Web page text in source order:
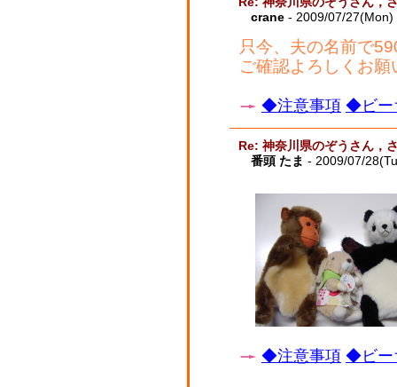
crane - 2009/07/
只今、夫の名前で
ご確認よろしくお願
◆注意事項 ◆ビー
Re: 神奈川県のぞうさん，
番頭 たま - 2009/07/
◆注意事項 ◆ビー